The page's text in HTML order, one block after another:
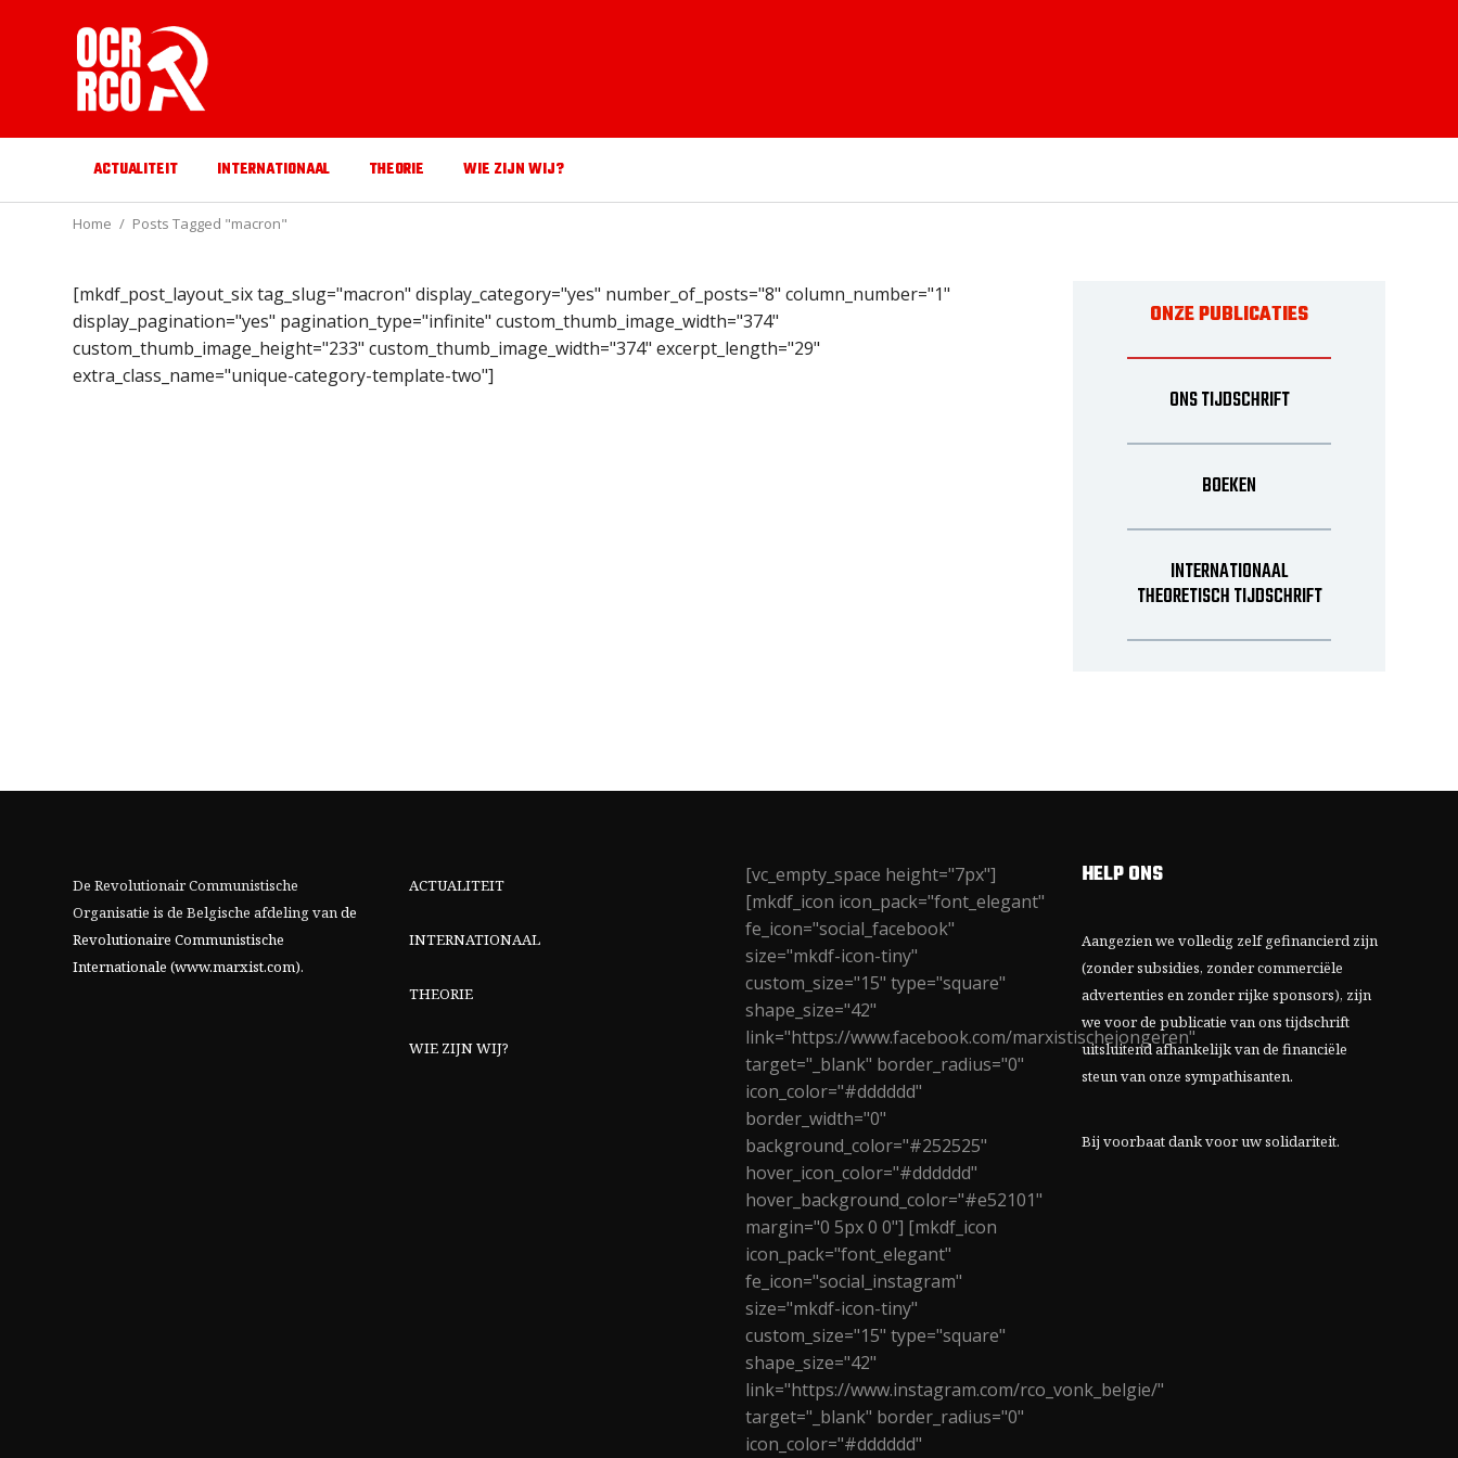
ACTUALITEIT INTERNATIONAAL THEORIE WIE ZIJN WIJ?
Home Posts Tagged "macron"
[mkdf_post_layout_six tag_slug="macron" display_category="yes" number_of_posts="8" column_number="1"
display_pagination="yes" pagination_type="infinite" custom_thumb_image_width="374"
custom_thumb_image_height="233" custom_thumb_image_width="374" excerpt_length="29"
extra_class_name="unique-category-template-two"]
ONZE PUBLICATIES
ONS TIJDSCHRIFT
BOEKEN
INTERNATIONAAL
THEORETISCH TIJDSCHRIFT
De Revolutionair Communistische
Organisatie is de Belgische afdeling vande
Revolutionaire Communistische
Internationale (www.marxist.com).
ACTUALITEIT
INTERNATIONAAL
THEORIE
WIE ZIJN WIJ?
[vc_empty_space height="7px"]
[mkdf_icon icon_pack="font_elegant"
fe_icon="social_facebook"
size="mkdf-icon-tiny"
custom_size="15" type="square"
shape_size="42"
link="https://www.facebook.com/marxistischejongeren"
target="_blank" border_radius="0"
icon_color="#dddddd"
border_width="0"
background_color="#252525"
hover_icon_color="#dddddd"
hover_background_color="#e52101"
margin="0 5px 0 0"] [mkdf_icon
icon_pack="font_elegant"
fe_icon="social_instagram"
size="mkdf-icon-tiny"
custom_size="15" type="square"
shape_size="42"
link="https://www.instagram.com/rco_vonk_belgie/"
target="_blank" border_radius="0"
icon_color="#dddddd"
HELP ONS
Aangezien we volledig zelf gefinancierd zijn
(zonder subsidies, zonder commerciële
advertenties en zonder rijke sponsors), zijn
we voor de publicatie van ons tijdschrift
uitsluitend afhankelijk van de financiële
steun van onze sympathisanten.
Bij voorbaat dank voor uw solidariteit.